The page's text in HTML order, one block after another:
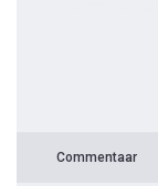
Commentaar